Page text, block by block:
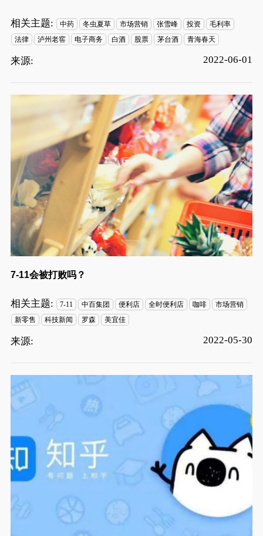
相关主题: 中药 冬虫夏草 市场营销 张雪峰 投资
毛利率
法律
泸州老窖 电子商务 白酒 股票 茅台酒 青海春天
来源: 2022-06-01
7-11会被打败吗？
相关主题: 7-11 中百集团 便利店 全时便利店 咖啡
市场营销
新零售
科技新闻 罗森 美宜佳
来源: 2022-05-30